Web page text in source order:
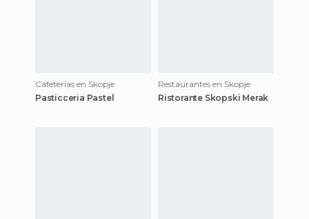
Cafeterías en Skopje
Pasticceria Pastel
Restaurantes en Skopje
Ristorante Skopski Merak